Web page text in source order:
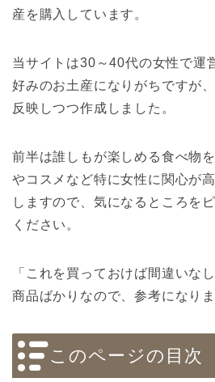
産を購入しています。
当サイトは30～40代の女性で運
好みのお土産になりがちですが
反映しつつ作成しました。
前半は誰しもが楽しめる食べ物
やコスメなど特に女性に関心が
しますので、気になるところを
ください。
「これを買っておけば間違いな
商品ばかりなので、参考になりま
このページの目次